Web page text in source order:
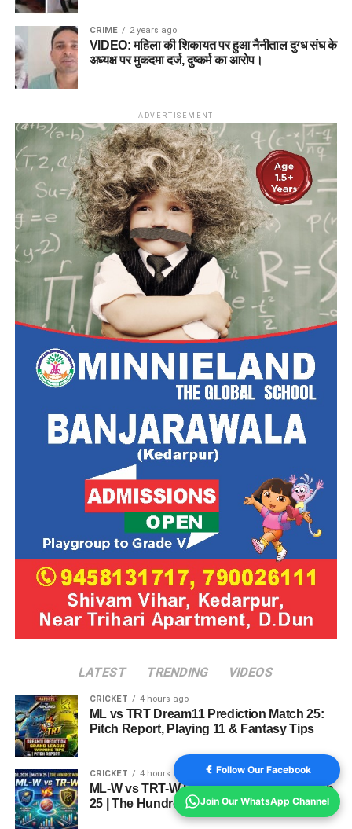
CRIME 2 years ago
VIDEO: महिला की शिकायत पर हुआ नैनीताल दुग्ध संघ के
अध्यक्ष पर मुकदमा दर्ज, दुष्कर्म का आरोप।
ADVERTISEMENT
LATEST TRENDING VIDEOS
CRICKET 4 hours ago
ML vs TRT Dream11 Prediction Match 25:
Pitch Report, Playing 11 & Fantasy Tips
CRICKET 4 hours ago
ML-W vs TRT-W Dream11 Prediction Match
25 | The Hundred Women 2026
Follow Our Facebook
Join Our WhatsApp Channel